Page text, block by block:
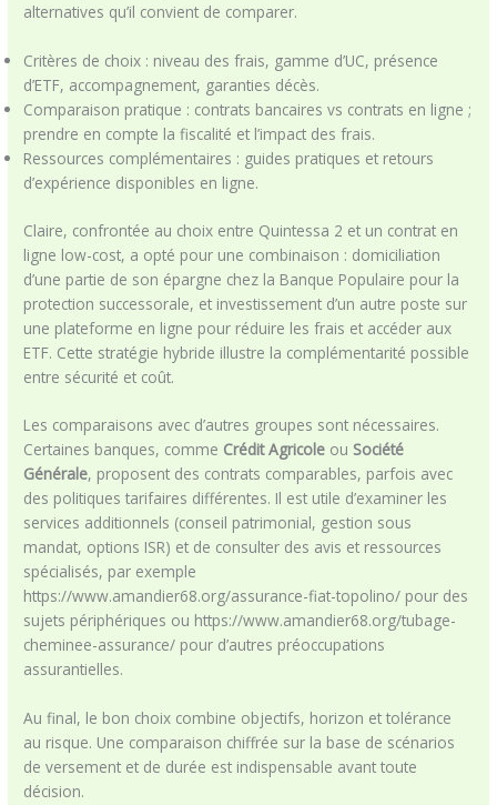
alternatives qu’il convient de comparer.
Critères de choix : niveau des frais, gamme d’UC, présence
d’ETF, accompagnement, garanties décès.
Comparaison pratique : contrats bancaires vs contrats en ligne ;
prendre en compte la fiscalité et l’impact des frais.
Ressources complémentaires : guides pratiques et retours
d’expérience disponibles en ligne.
Claire, confrontée au choix entre Quintessa 2 et un contrat en
ligne low-cost, a opté pour une combinaison : domiciliation
d’une partie de son épargne chez la Banque Populaire pour la
protection successorale, et investissement d’un autre poste sur
une plateforme en ligne pour réduire les frais et accéder aux
ETF. Cette stratégie hybride illustre la complémentarité possible
entre sécurité et coût.
Les comparaisons avec d’autres groupes sont nécessaires.
Certaines banques, comme Crédit Agricole ou Société
Générale, proposent des contrats comparables, parfois avec
des politiques tarifaires différentes. Il est utile d’examiner les
services additionnels (conseil patrimonial, gestion sous
mandat, options ISR) et de consulter des avis et ressources
spécialisés, par exemple
https://www.amandier68.org/assurance-fiat-topolino/ pour des
sujets périphériques ou https://www.amandier68.org/tubage-
cheminee-assurance/ pour d’autres préoccupations
assurantielles.
Au final, le bon choix combine objectifs, horizon et tolérance
au risque. Une comparaison chiffrée sur la base de scénarios
de versement et de durée est indispensable avant toute
décision.